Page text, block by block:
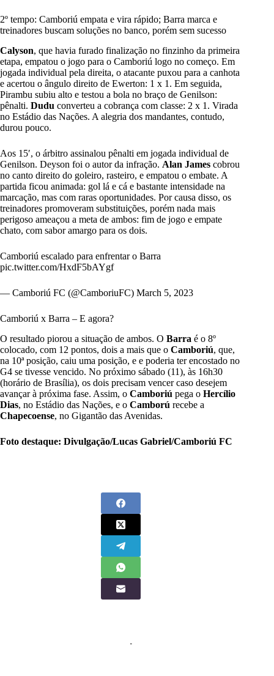
2º tempo: Camboriú empata e vira rápido; Barra marca e
treinadores buscam soluções no banco, porém sem sucesso
Calyson, que havia furado finalização no finzinho da primeira
etapa, empatou o jogo para o Camboriú logo no começo. Em
jogada individual pela direita, o atacante puxou para a canhota
e acertou o ângulo direito de Ewerton: 1 x 1. Em seguida,
Pirambu subiu alto e testou a bola no braço de Genilson:
pênalti. Dudu converteu a cobrança com classe: 2 x 1. Virada
no Estádio das Nações. A alegria dos mandantes, contudo,
durou pouco.
Aos 15′, o árbitro assinalou pênalti em jogada individual de
Genilson. Deyson foi o autor da infração. Alan James cobrou
no canto direito do goleiro, rasteiro, e empatou o embate. A
partida ficou animada: gol lá e cá e bastante intensidade na
marcação, mas com raras oportunidades. Por causa disso, os
treinadores promoveram substituições, porém nada mais
perigoso ameaçou a meta de ambos: fim de jogo e empate
chato, com sabor amargo para os dois.
Camboriú escalado para enfrentar o Barra
pic.twitter.com/HxdF5bAYgf
— Camboriú FC (@CamboriuFC) March 5, 2023
Camboriú x Barra – E agora?
O resultado piorou a situação de ambos. O Barra é o 8º
colocado, com 12 pontos, dois a mais que o Camboriú, que,
na 10ª posição, caiu uma posição, e e poderia ter encostado no
G4 se tivesse vencido. No próximo sábado (11), às 16h30
(horário de Brasília), os dois precisam vencer caso desejem
avançar à próxima fase. Assim, o Camboriú pega o Hercílio
Dias, no Estádio das Nações, e o Camború recebe a
Chapecoense, no Gigantão das Avenidas.
Foto destaque: Divulgação/Lucas Gabriel/Camboriú FC